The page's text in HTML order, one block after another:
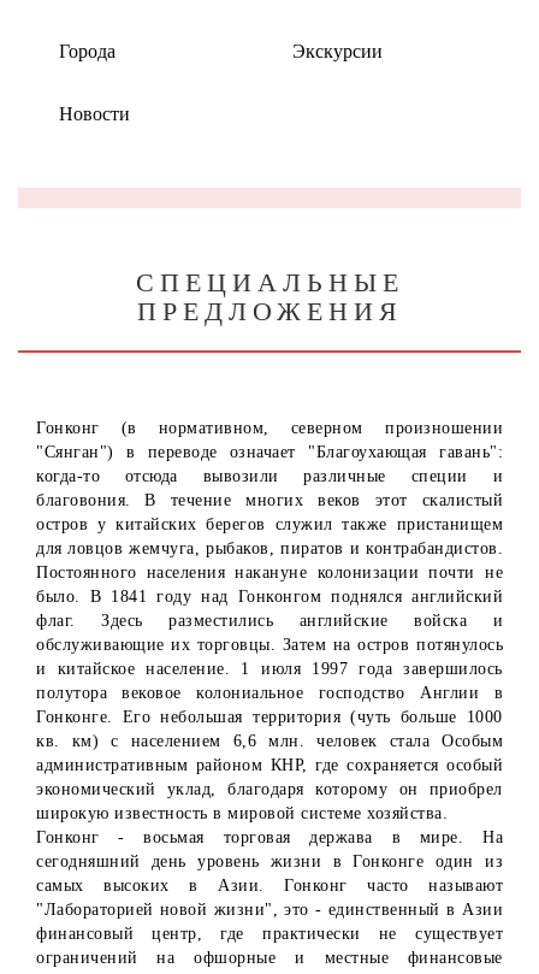
Города Экскурсии
Новости
СПЕЦИАЛЬНЫЕ
ПРЕДЛОЖЕНИЯ
Гонконг (в нормативном, северном произношении
"Сянган") в переводе означает "Благоухающая гавань":
когда-то отсюда вывозили различные специи и
благовония. В течение многих веков этот скалистый
остров у китайских берегов служил также пристанищем
для ловцов жемчуга, рыбаков, пиратов и контрабандистов.
Постоянного населения накануне колонизации почти не
было. В 1841 году над Гонконгом поднялся английский
флаг. Здесь разместились английские войска и
обслуживающие их торговцы. Затем на остров потянулось
и китайское население. 1 июля 1997 года завершилось
полутора вековое колониальное господство Англии в
Гонконге. Его небольшая территория (чуть больше 1000
кв. км) с населением 6,6 млн. человек стала Особым
административным районом КНР, где сохраняется особый
экономический уклад, благодаря которому он приобрел
широкую известность в мировой системе хозяйства.
Гонконг - восьмая торговая держава в мире. На
сегодняшний день уровень жизни в Гонконге один из
самых высоких в Азии. Гонконг часто называют
"Лабораторией новой жизни", это - единственный в Азии
финансовый центр, где практически не существует
ограничений на офшорные и местные финансовые